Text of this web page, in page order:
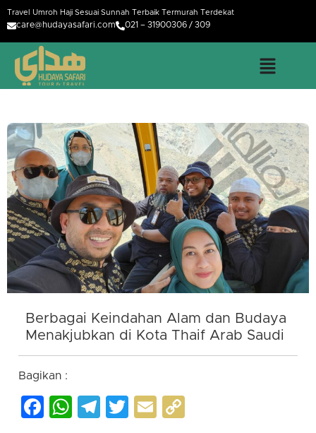
Travel Umroh Haji Sesuai Sunnah Terbaik Termurah Terdekat
care@hudayasafari.com 021 – 31900306 / 309
Berbagai Keindahan Alam dan Budaya
Menakjubkan di Kota Thaif Arab Saudi
Bagikan :
Facebook
WhatsApp
Telegram
Twitter
Email